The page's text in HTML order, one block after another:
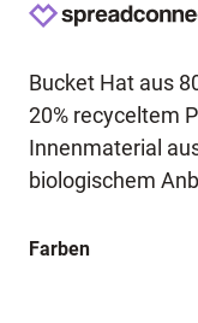
Bucket Hat aus
20% recyceltem
Innenmaterial
biologischem
Farben